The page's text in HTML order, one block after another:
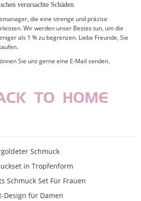
verursachte Schäden.
die eine strenge und präzise
Wir werden unser Bestes tun, um die
als 1 % zu begrenzen. Liebe Freunde, Sie
Sie uns gerne eine E-Mail senden.
Schmuck
in Tropfenform
Schmuck Set Für Frauen
Design für Damen